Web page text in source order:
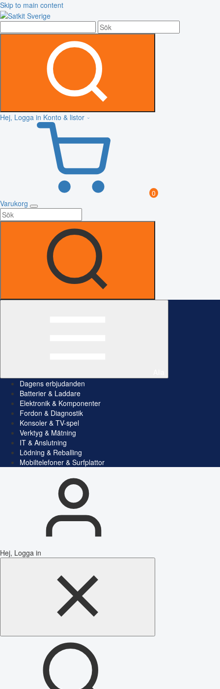
Skip to main content
Hej, Logga in Konto & listor
0
Varukorg
Dagens erbjudanden
Batterier & Laddare
Elektronik & Komponenter
Fordon & Diagnostik
Konsoler & TV-spel
Verktyg & Mätning
IT & Anslutning
Lödning & Reballing
Mobiltelefoner & Surfplattor
Hej, Logga in